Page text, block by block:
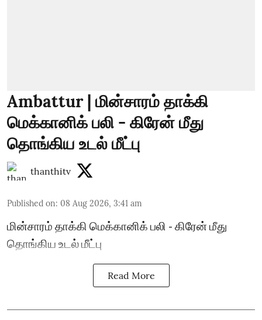
Ambattur | மின்சாரம் தாக்கி
மெக்கானிக் பலி - கிரேன் மீது
தொங்கிய உடல் மீட்பு
thanthitv
Published on: 08 Aug 2026, 3:41 am
மின்சாரம் தாக்கி மெக்கானிக் பலி - கிரேன் மீது
தொங்கிய உடல் மீட்பு
Read More